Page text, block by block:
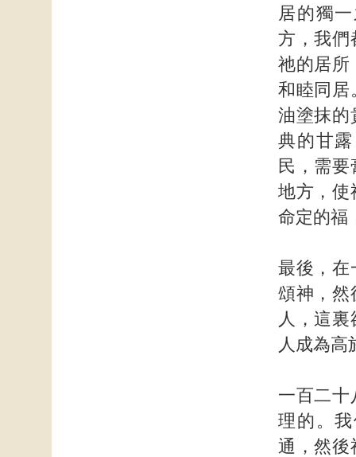
居的獨
方，我們
祂的居所
和睦同居
油塗抹的
典的甘
民，需
地方，使
命定的福
最後，在
頌神，然
人，這
人成為高
一百二十
理的。
通，然後